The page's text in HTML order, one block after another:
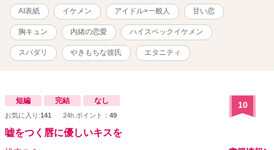
は5人組アイドル。他のメンバーの物語も合わせてご覧ください
※2026年3月より改稿していきます。 一時的に非公開の章になるこ
とがあります。内容が大きく変わることはありませんがご了承くだ
さい。
AI表紙 イケメン アイドル×一般人 甘い恋
胸キュン 内緒の恋愛 ハイスペックイケメン
スパダリ やきもちな彼氏 エタニティ
短編 完結 なし
お気に入り:141 24h.ポイント： 49
10
嘘をつく唇に優しいキスを